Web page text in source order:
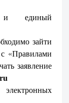
и единый
зайти
с «Правилами
заявление